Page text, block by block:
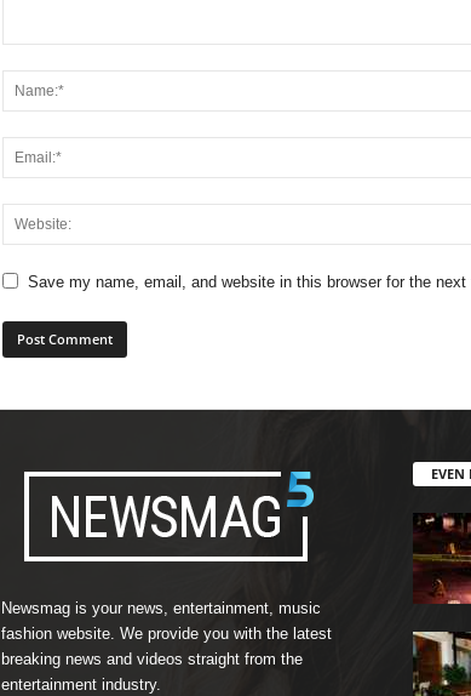
Save my name, email, and website in this browser for the
Newsmag is your news, entertainment, music
fashion website. We provide you with the latest
breaking news and videos straight from the
entertainment industry.
EVEN